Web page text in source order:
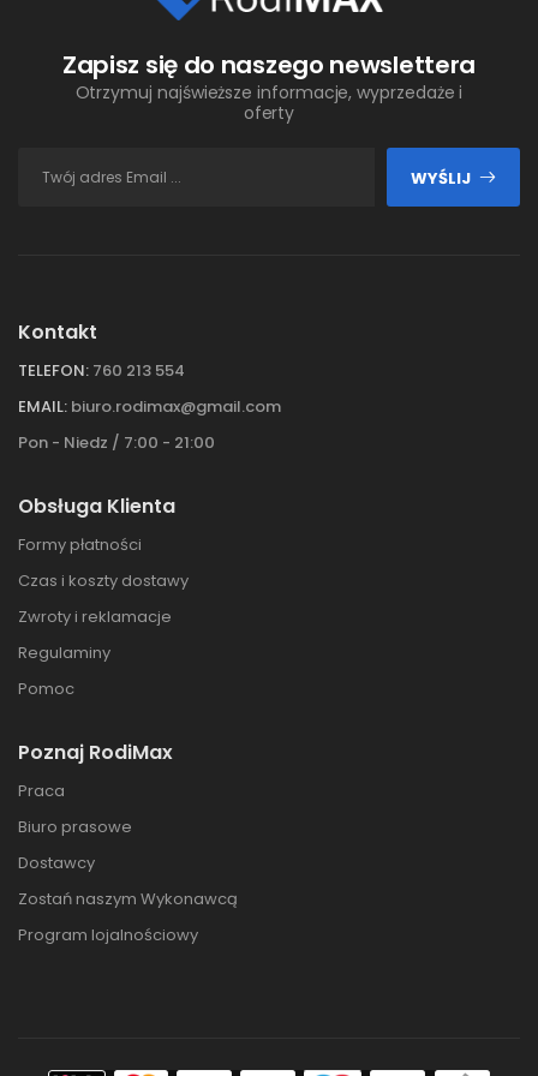
Zapisz się do naszego newslettera
Otrzymuj najświeższe informacje, wyprzedaże i
oferty
WYŚLIJ
Kontakt
TELEFON: 760 213 554
EMAIL: biuro.rodimax@gmail.com
Pon - Niedz / 7:00 - 21:00
Obsługa Klienta
Formy płatności
Czas i koszty dostawy
Zwroty i reklamacje
Regulaminy
Pomoc
Poznaj RodiMax
Praca
Biuro prasowe
Dostawcy
Zostań naszym Wykonawcą
Program lojalnościowy